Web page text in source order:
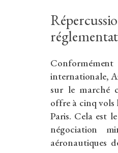
internationale,
sur le marché
offre à cinq vols
Paris. Cela est
négociation
aéronautiques